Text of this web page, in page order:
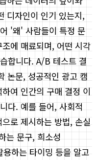
디자인이 인기 있는지,
'왜' 사람들이 특정 문
에 매료되며, 어떤 시각
합니다. A/B 테스트 결
논문, 성공적인 광고 캠
여 인간의 구매 결정 이
다. 예를 들어, 사회적
로 제시하는 방법, 손실
는 문구, 희소성
하는 타이밍 등을 알고